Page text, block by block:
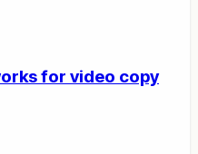
for video copy